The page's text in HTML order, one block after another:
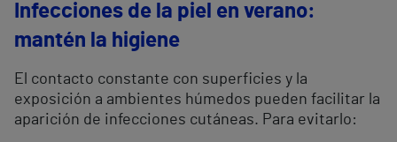
Infecciones de la piel en verano:
mantén la higiene
El contacto constante con superficies y la
exposición a ambientes húmedos pueden facilitar la
aparición de infecciones cutáneas. Para evitarlo: